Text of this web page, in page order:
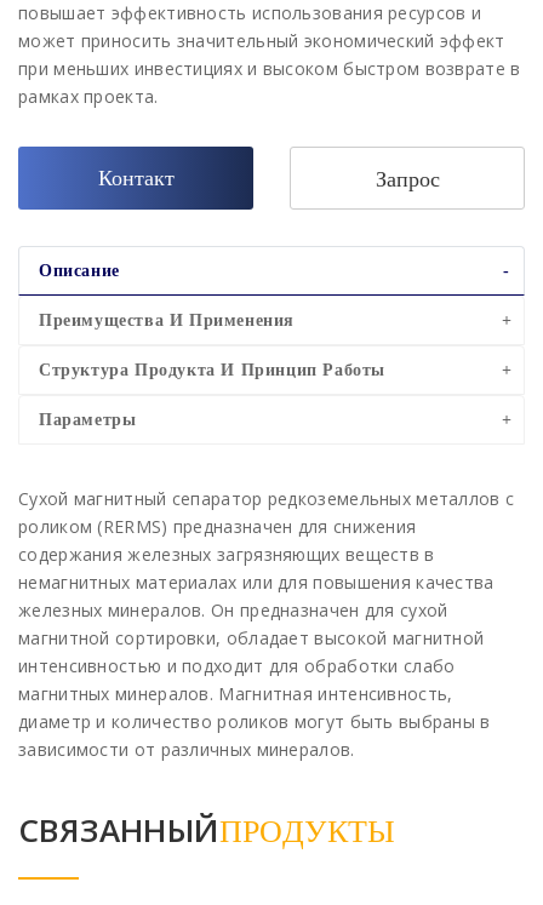
повышает эффективность использования ресурсов и
может приносить значительный экономический эффект
при меньших инвестициях и высоком быстром возврате в
рамках проекта.
Контакт Запрос
Описание
Преимущества И Применения
Структура Продукта И Принцип Работы
Параметры
Сухой магнитный сепаратор редкоземельных металлов с
роликом (RERMS) предназначен для снижения
содержания железных загрязняющих веществ в
немагнитных материалах или для повышения качества
железных минералов. Он предназначен для сухой
магнитной сортировки, обладает высокой магнитной
интенсивностью и подходит для обработки слабо
магнитных минералов. Магнитная интенсивность,
диаметр и количество роликов могут быть выбраны в
зависимости от различных минералов.
СВЯЗАННЫЙПРОДУКТЫ